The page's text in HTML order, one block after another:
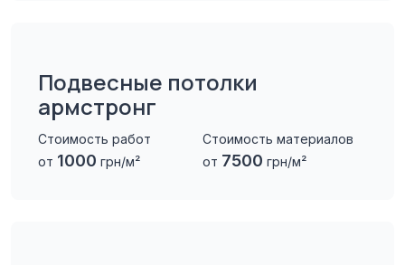
Подвесные потолки
армстронг
Стоимость работ
от 1000 грн/м²
Стоимость материалов
от 7500 грн/м²